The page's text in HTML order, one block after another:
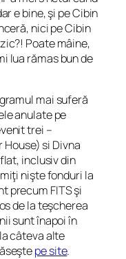
e bine, şi pe Cibin
nici pe Cibin
Poate mâine,
lua rămas bun de
mai suferă
anulate pe
trei –
si Divna
inclusiv din
nişte fonduri la
precum FITS şi
de la teşcherea
sunt înapoi în
câteva alte
pe site.